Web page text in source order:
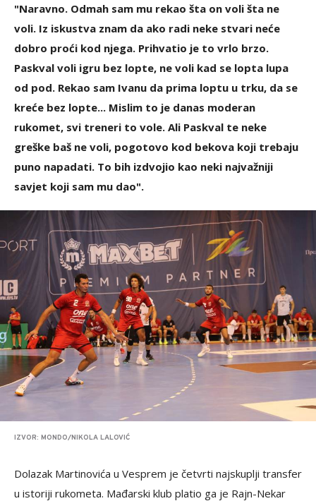
"Naravno. Odmah sam mu rekao šta on voli šta ne
voli. Iz iskustva znam da ako radi neke stvari neće
dobro proći kod njega. Prihvatio je to vrlo brzo.
Paskval voli igru bez lopte, ne voli kad se lopta lupa
od pod. Rekao sam Ivanu da prima loptu u trku, da se
kreće bez lopte... Mislim to je danas moderan
rukomet, svi treneri to vole. Ali Paskval te neke
greške baš ne voli, pogotovo kod bekova koji trebaju
puno napadati. To bih izdvojio kao neki najvažniji
savjet koji sam mu dao".
IZVOR: MONDO/NIKOLA LALOVIĆ
Dolazak Martinovića u Vesprem je četvrti najskuplji transfer
u istoriji rukometa. Mađarski klub platio ga je Rajn-Nekar